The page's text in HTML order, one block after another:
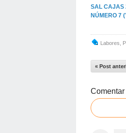
SAL CAJAS
NÚMERO 7
Labores
« Post